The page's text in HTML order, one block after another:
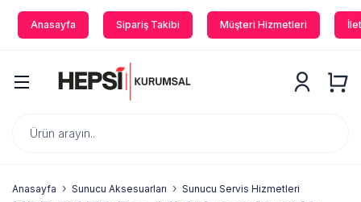
Anasayfa Sipariş Takibi Müşteri Hizmetleri
Anasayfa Sunucu Aksesuarları Sunucu Servis Hizmetleri